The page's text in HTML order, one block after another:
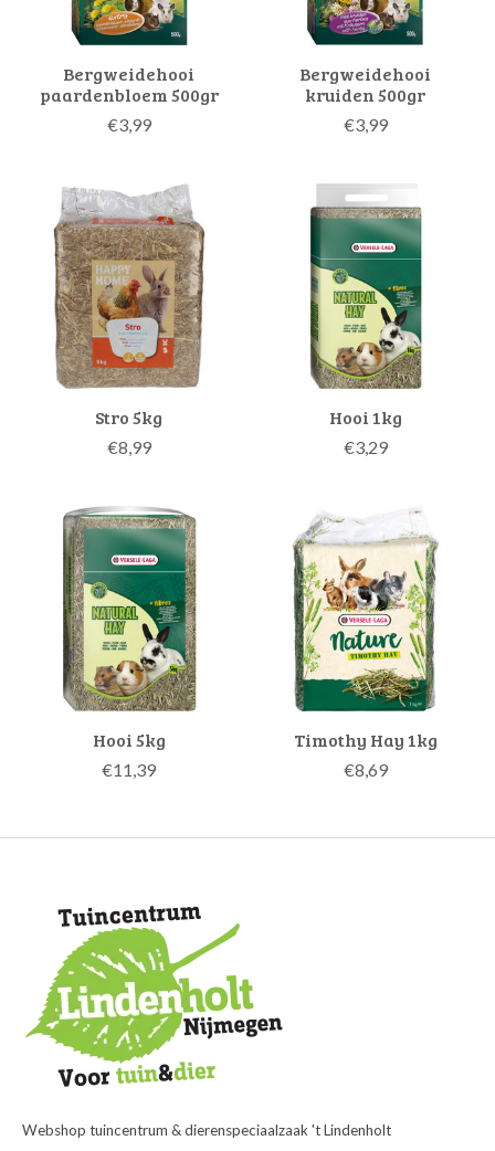
Bergweidehooi
paardenbloem 500gr
€3,99
Bergweidehooi
kruiden 500gr
€3,99
Stro 5kg
€8,99
Hooi 1kg
€3,29
Hooi 5kg
€11,39
Timothy Hay 1kg
€8,69
Webshop tuincentrum & dierenspeciaalzaak 't Lindenholt